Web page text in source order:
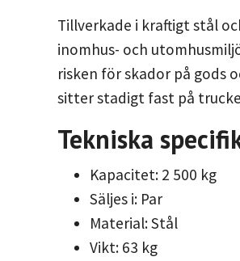
Tillverkade i kraftigt stål
inomhus- och
risken för skador på gods
sitter stadigt fast på
Tekniska
Kapacitet: 2 500 kg
Säljes i: Par
Material: Stål
Vikt: 63 kg